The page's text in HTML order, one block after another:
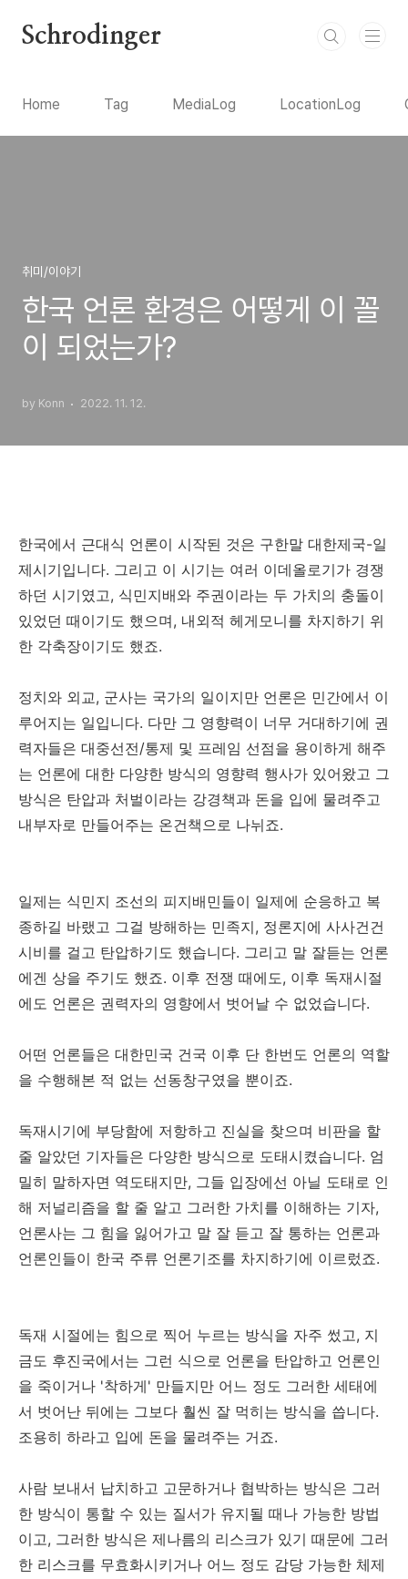
Schrodinger
Home Tag MediaLog LocationLog
취미/이야기
한국 언론 환경은 어떻게 이 꼴
이 되었는가?
by Konn 2022. 11. 12.
한국에서 근대식 언론이 시작된 것은 구한말 대한제국-일
제시기입니다. 그리고 이 시기는 여러 이데올로기가 경쟁
하던 시기였고, 식민지배와 주권이라는 두 가치의 충돌이
있었던 때이기도 했으며, 내외적 헤게모니를 차지하기 위
한 각축장이기도 했죠.
정치와 외교, 군사는 국가의 일이지만 언론은 민간에서 이
루어지는 일입니다. 다만 그 영향력이 너무 거대하기에 권
력자들은 대중선전/통제 및 프레임 선점을 용이하게 해주
는 언론에 대한 다양한 방식의 영향력 행사가 있어왔고 그
방식은 탄압과 처벌이라는 강경책과 돈을 입에 물려주고
내부자로 만들어주는 온건책으로 나뉘죠.
일제는 식민지 조선의 피지배민들이 일제에 순응하고 복
종하길 바랬고 그걸 방해하는 민족지, 정론지에 사사건건
시비를 걸고 탄압하기도 했습니다. 그리고 말 잘듣는 언론
에겐 상을 주기도 했죠. 이후 전쟁 때에도, 이후 독재시절
에도 언론은 권력자의 영향에서 벗어날 수 없었습니다.
어떤 언론들은 대한민국 건국 이후 단 한번도 언론의 역할
을 수행해본 적 없는 선동창구였을 뿐이죠.
독재시기에 부당함에 저항하고 진실을 찾으며 비판을 할
줄 알았던 기자들은 다양한 방식으로 도태시켰습니다. 엄
밀히 말하자면 역도태지만, 그들 입장에선 아닐 도태로 인
해 저널리즘을 할 줄 알고 그러한 가치를 이해하는 기자,
언론사는 그 힘을 잃어가고 말 잘 듣고 잘 통하는 언론과
언론인들이 한국 주류 언론기조를 차지하기에 이르렀죠.
독재 시절에는 힘으로 찍어 누르는 방식을 자주 썼고, 지
금도 후진국에서는 그런 식으로 언론을 탄압하고 언론인
을 죽이거나 '착하게' 만들지만 어느 정도 그러한 세태에
서 벗어난 뒤에는 그보다 훨씬 잘 먹히는 방식을 씁니다.
조용히 하라고 입에 돈을 물려주는 거죠.
사람 보내서 납치하고 고문하거나 협박하는 방식은 그러
한 방식이 통할 수 있는 질서가 유지될 때나 가능한 방법
이고, 그러한 방식은 제나름의 리스크가 있기 때문에 그러
한 리스크를 무효화시키거나 어느 정도 감당 가능한 체제